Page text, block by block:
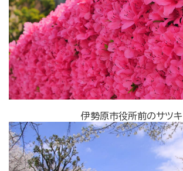
伊勢原市役所前のサツキ